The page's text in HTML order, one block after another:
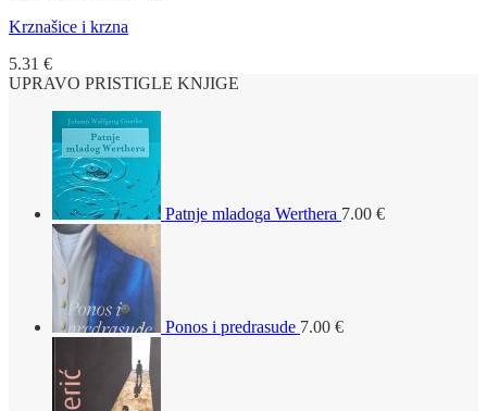
Krznašice i krzna
5.31 €
UPRAVO PRISTIGLE KNJIGE
Patnje mladoga Werthera 7.00 €
Ponos i predrasude 7.00 €